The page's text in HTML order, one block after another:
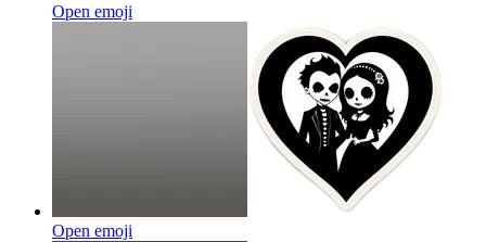
Open emoji
Open emoji